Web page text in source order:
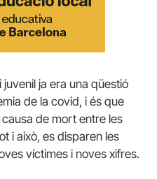
ja era una qüestió
de la covid, i és que
de mort entre les
i això, es disparen les
víctimes i noves xifres.